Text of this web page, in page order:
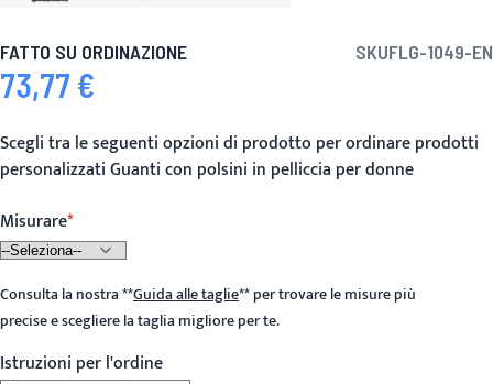
FATTO SU ORDINAZIONE SKUFLG-1049-EN
73,77 €
Scegli tra le seguenti opzioni di prodotto per ordinare prodotti
personalizzati Guanti con polsini in pelliccia per donne
Misurare
Consulta la nostra**Guida alle taglie**per trovare le misure più
precise e scegliere la taglia migliore per te.
Istruzioni per l'ordine